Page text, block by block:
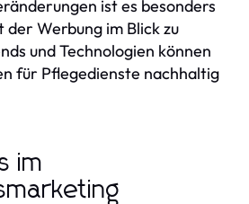
ist es besonders
Werbung im Blick zu
und Technologien können
für Pflegedienste nachhaltig
im